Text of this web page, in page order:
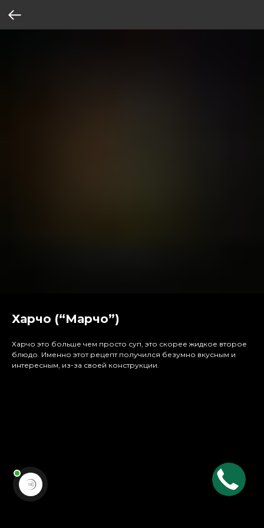
Харчо (“Марчо”)
Харчо это больше чем просто суп, это скорее жидкое второе
блюдо. Именно этот рецепт получился безумно вкусным и
интересным, из-за своей конструкции.